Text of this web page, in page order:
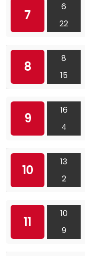
7
6
22
8
8
15
9
16
4
10
13
2
11
10
9